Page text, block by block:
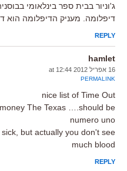
ג'וניור בבית ספר בינלאומי
דיפלומה. מעניק הדיפלומה הוא
REPLY
hamlet
16 אפריל 2012 at 12:44
PERMALINK
nice list of Time Out
The Texas ….should be
numero uno
sick, but actually you don't see
much blood
REPLY